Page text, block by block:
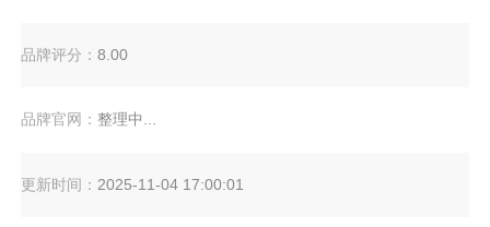
品牌评分：8.00
品牌官网：整理中...
更新时间： 2025-11-04 17:00:01